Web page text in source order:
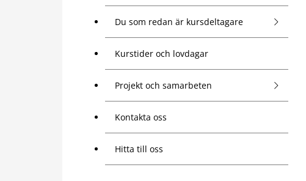
Du som redan är kursdeltagare
Kurstider och lovdagar
Projekt och samarbeten
Kontakta oss
Hitta till oss